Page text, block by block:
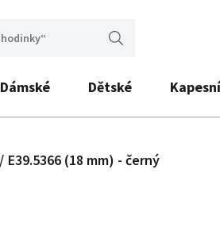
Dámské Dětské Kapesní
E39.5366 (18 mm) - černý